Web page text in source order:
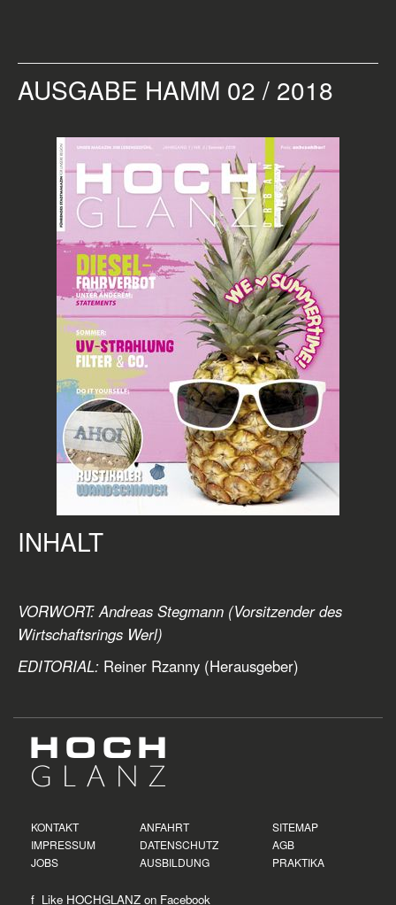
AUSGABE HAMM 02 / 2018
INHALT
VORWORT: Andreas Stegmann (Vorsitzender des
Wirtschaftsrings Werl)
EDITORIAL: Reiner Rzanny (Herausgeber)
KONTAKT ANFAHRT
SITEMAP
IMPRESSUM
DATENSCHUTZ
AGB
JOBS
AUSBILDUNG PRAKTIKA
f Like HOCHGLANZ on Facebook